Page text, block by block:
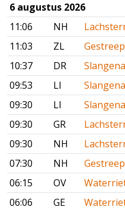
6 augustus 2026
11:06
NH
11:03
ZL
10:37
DR
09:53
LI
09:30
LI
09:30
GR
09:30
NH
07:30
NH
06:15
OV
06:06
GE